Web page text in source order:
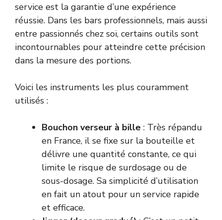
service est la garantie d’une expérience
réussie. Dans les bars professionnels, mais aussi
entre passionnés chez soi, certains outils sont
incontournables pour atteindre cette précision
dans la mesure des portions.
Voici les instruments les plus couramment
utilisés :
Bouchon verseur à bille : Très répandu
en France, il se fixe sur la bouteille et
délivre une quantité constante, ce qui
limite le risque de surdosage ou de
sous-dosage. Sa simplicité d’utilisation
en fait un atout pour un service rapide
et efficace.